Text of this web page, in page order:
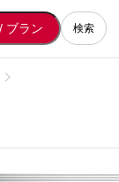
検索